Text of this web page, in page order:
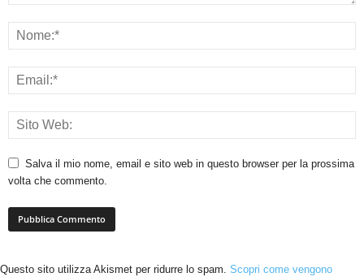
Salva il mio nome, email e sito web in questo browser per la prossima
volta che commento.
Questo sito utilizza Akismet per ridurre lo spam. Scopri come vengono